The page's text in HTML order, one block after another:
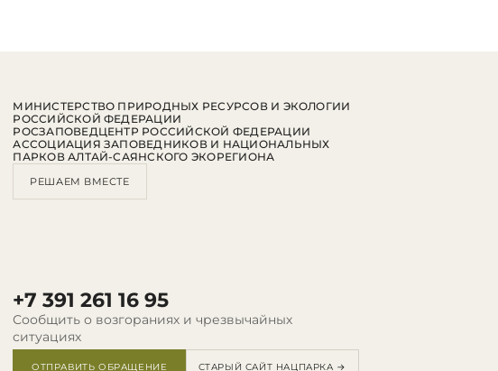
+7 391 261 16 95
Сообщить о возгораниях и чрезвычайных
ситуациях
ОТПРАВИТЬ ОБРАЩЕНИЕ СТАРЫЙ САЙТ НАЦПАРКА →
МИНИСТЕРСТВО ПРИРОДНЫХ РЕСУРСОВ И ЭКОЛОГИИ
РОССИЙСКОЙ ФЕДЕРАЦИИ
РОСЗАПОВЕДЦЕНТР РОССИЙСКОЙ ФЕДЕРАЦИИ
АССОЦИАЦИЯ ЗАПОВЕДНИКОВ И НАЦИОНАЛЬНЫХ
ПАРКОВ АЛТАЙ-САЯНСКОГО ЭКОРЕГИОНА
РЕШАЕМ ВМЕСТЕ